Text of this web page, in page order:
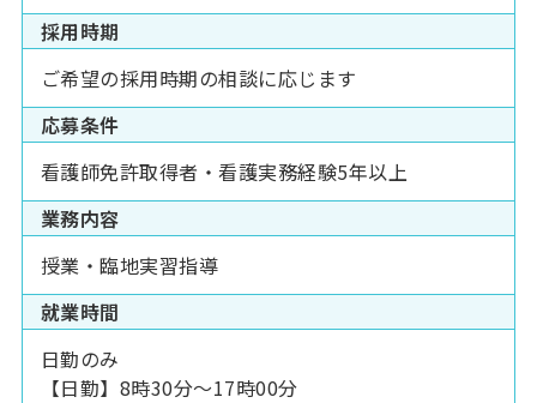
採用時期
ご希望の採用時期の相談に応じます
応募条件
看護師免許取得者・看護実務経験5年以上
業務内容
授業・臨地実習指導
就業時間
日勤のみ
【日勤】8時30分～17時00分